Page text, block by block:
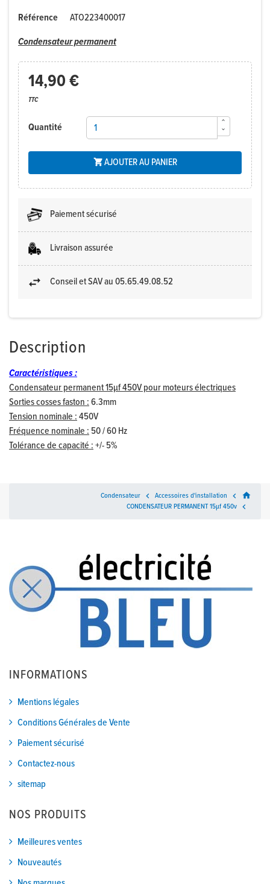
Référence
ATO223400017
Condensateur permanent
14,90 €
TTC
Quantité
AJOUTER AU PANIER
Paiement sécurisé
Livraison assurée
Conseil et SAV au 05.65.49.08.52
Description
Caractéristiques :
Condensateur permanent 15µf 450V pour moteurs électriques
Sorties cosses faston :6.3mm
Tension nominale :450V
Fréquence nominale : 50 / 60 Hz
Tolérance de capacité :+/- 5%
home

Accessoires d'installation

Condensateur

CONDENSATEUR PERMANENT 15µf 450v
INFORMATIONS
Mentions légales
Conditions Générales de Vente
Paiement sécurisé
Contactez-nous
sitemap
NOS PRODUITS
Meilleures ventes
Nouveautés